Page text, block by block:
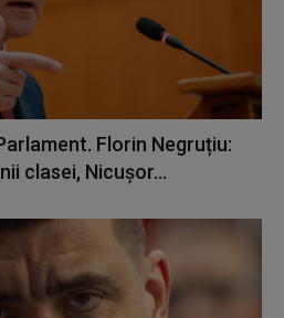
Florin Negruțiu:
clasei, Nicușor...